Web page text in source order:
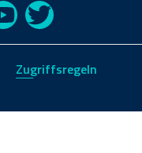
YouTubeTwitter
Zugriffsregeln